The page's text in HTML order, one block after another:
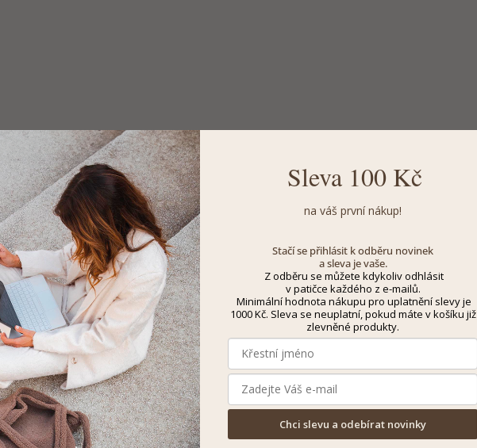
Sleva 100 Kč
na váš první nákup!
Stačí se přihlásit k odběru novinek
a sleva je vaše.
Z odběru se můžete kdykoliv odhlásit
v patičce každého z e-mailů.
Minimální hodnota nákupu pro uplatnění slevy je
1000 Kč. Sleva se neuplatní, pokud máte v košíku již
zlevněné produkty.
Chci slevu a odebírat novinky